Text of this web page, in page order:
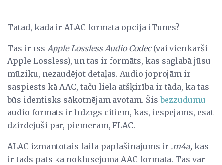
Tātad, kāda ir ALAC formāta opcija iTunes?
Tas ir īss Apple Lossless Audio Codec(vai vienkārši
Apple Lossless), un tas ir formāts, kas saglabā jūsu
mūziku, nezaudējot detaļas. Audio joprojām ir
saspiests kā AAC, taču liela atšķirība ir tāda, ka tas
būs identisks sākotnējam avotam. Šisbezzudumu
audio formāts ir līdzīgs citiem, kas, iespējams, esat
dzirdējuši par, piemēram, FLAC.
ALAC izmantotais faila paplašinājums ir .m4a, kas
ir tāds pats kā noklusējuma AAC formātā. Tas var